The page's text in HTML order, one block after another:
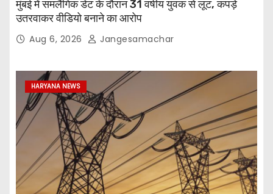
मुंबई में समलैंगिक डेट के दौरान 31 वर्षीय युवक से लूट, कपड़े
उतरवाकर वीडियो बनाने का आरोप
Aug 6, 2026 Jangesamachar
HARYANA NEWS